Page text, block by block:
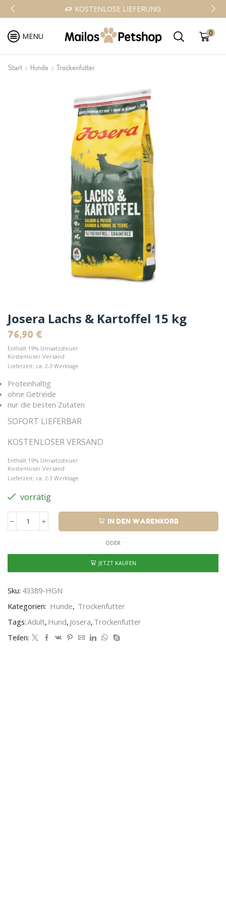
KOSTENLOSE LIEFERUNG
MENU 0
Start Hunde Trockenfutter
Josera Lachs & Kartoffel 15 kg
76,90 €
Enthält 19% Umsatzsteuer
Kostenloser Versand
Lieferzeit: ca. 2-3 Werktage
Proteinhaltig
ohne Getreide
nur die besten Zutaten
SOFORT LIEFERBAR
KOSTENLOSER VERSAND
Enthält 19% Umsatzsteuer
Kostenloser Versand
Lieferzeit: ca. 2-3 Werktage
vorrätig
IN DEN WARENKORB
ODER
JETZT KAUFEN
Sku: 43389-HGN
Kategorien: Hunde, Trockenfutter
Tags:Adult, Hund, Josera, Trockenfutter
Teilen: